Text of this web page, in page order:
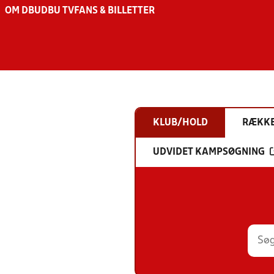
OM DBU DBU TV FANS & BILLETTER
KLUB/HOLD
UDVIDET KAMPSØGNING